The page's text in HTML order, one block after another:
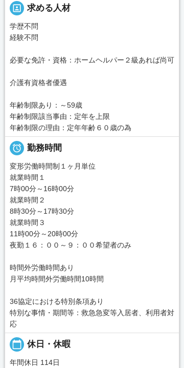
portrait 求める人材
学歴不問
経験不問
必要な免許・資格：ホームヘルパー２級あれば尚可
介護有資格者優遇
年齢制限あり：～59歳
年齢制限該当事由：定年を上限
年齢制限の理由：定年年齢６０歳の為
 勤務時間
変形労働時間制１ヶ月単位
就業時間１
7時00分～16時00分
就業時間２
8時30分～17時30分
就業時間３
11時00分～20時00分
夜勤１６：００～９：００希望者のみ
時間外労働時間あり
月平均時間外労働時間10時間
36協定における特別条項あり
特別な事情・期間等：救急急変等入居者、利用者対
応
calendar_today 休日・休暇
年間休日 114日